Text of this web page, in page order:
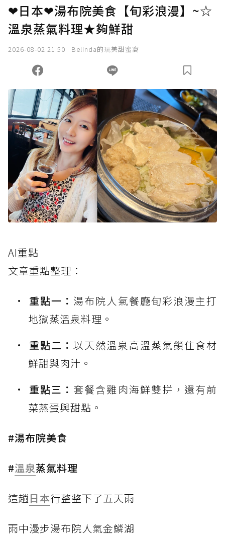
❤日本❤湯布院美食【旬彩浪漫】~☆
溫泉蒸氣料理★夠鮮甜
2026-08-02 21:50 Belinda的玩美甜蜜窩
AI重點
文章重點整理：
重點一： 湯布院人氣餐廳旬彩浪漫主打
地獄蒸溫泉料理。
重點二：以天然溫泉高溫蒸氣鎖住食材
鮮甜與肉汁。
重點三： 套餐含雞肉海鮮雙拼，還有前
菜蒸蛋與甜點。
#湯布院美食
#溫泉蒸氣料理
這趟日本行整整下了五天雨
雨中漫步湯布院人氣金鱗湖